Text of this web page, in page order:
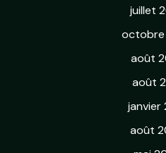
juillet
octobre
août
août
janvier
août